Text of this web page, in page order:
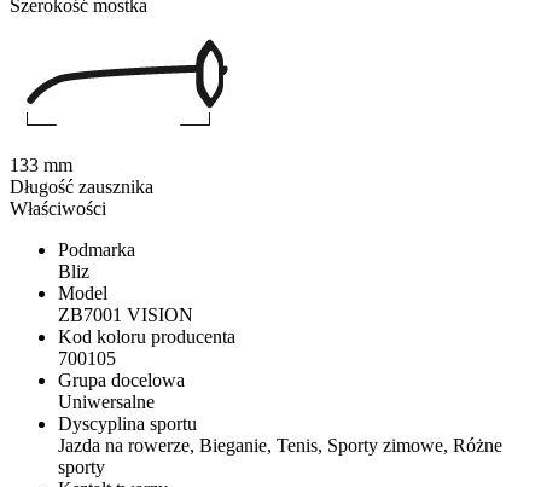
Właściwości
Podmarka
Bliz
Model
ZB7001 VISION
Kod koloru producenta
700105
Grupa docelowa
Uniwersalne
Dyscyplina sportu
Jazda na rowerze, Bieganie, Tenis, Sporty zimowe, Różne
sporty
Szerokość mostka
133 mm
Długość zausznika